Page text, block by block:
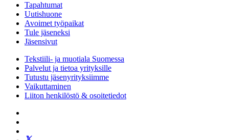
Tapahtumat
Uutishuone
Avoimet työpaikat
Tule jäseneksi
Jäsensivut
Tekstiili- ja muotiala Suomessa
Palvelut ja tietoa yrityksille
Tutustu jäsenyrityksiimme
Vaikuttaminen
Liiton henkilöstö & osoitetiedot